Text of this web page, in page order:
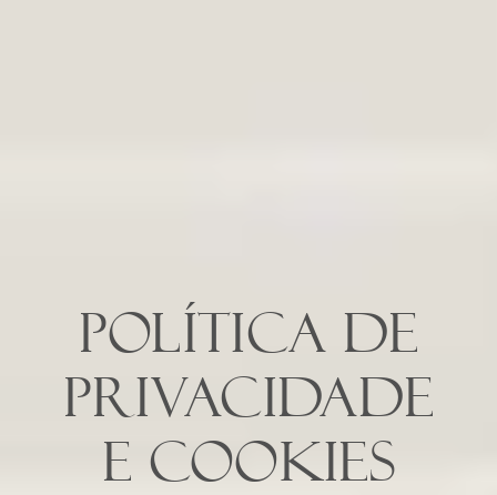
Política de
Privacidade
e Cookies